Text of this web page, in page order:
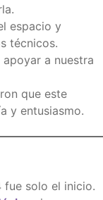
espacio y
técnicos.
a nuestra
que este
y entusiasmo.
fue solo el inicio.